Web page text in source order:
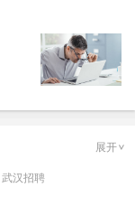
展开
武汉招聘